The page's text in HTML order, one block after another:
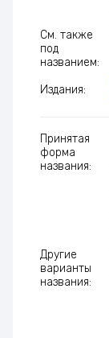
См. также
под
названием:
Издания:
Принятая
форма
названия:
Другие
варианты
названия: